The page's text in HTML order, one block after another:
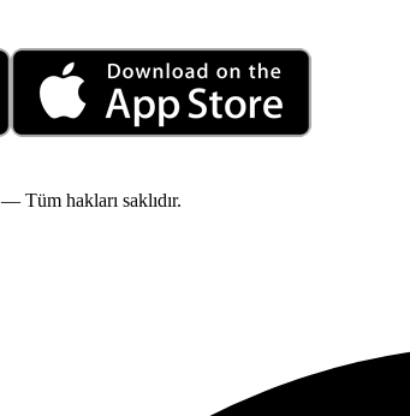
— Tüm hakları saklıdır.